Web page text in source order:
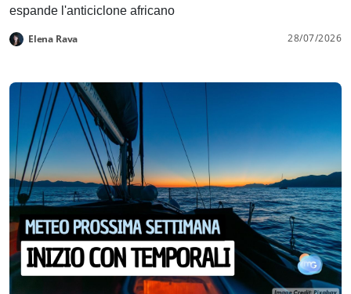
espande l'anticiclone africano
Elena Rava 28/07/2026